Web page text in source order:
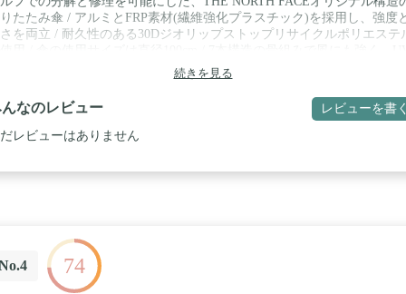
たたみ傘 / アルミとFRP素材(繊維強化プラスチック)を採用し、強度
を両立 / 耐久性のある30Dジオリップストップリサイクルポリエステ
(UPF15-30、紫外線カット率85%以上)機能
続きを見る
なのレビュー レビューを書く
レビューはありません
74